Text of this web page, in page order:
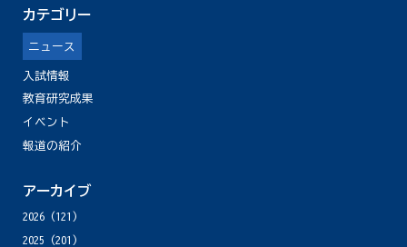
カテゴリー
ニュース
入試情報
教育研究成果
イベント
報道の紹介
アーカイブ
2026(121)
2025 (201)